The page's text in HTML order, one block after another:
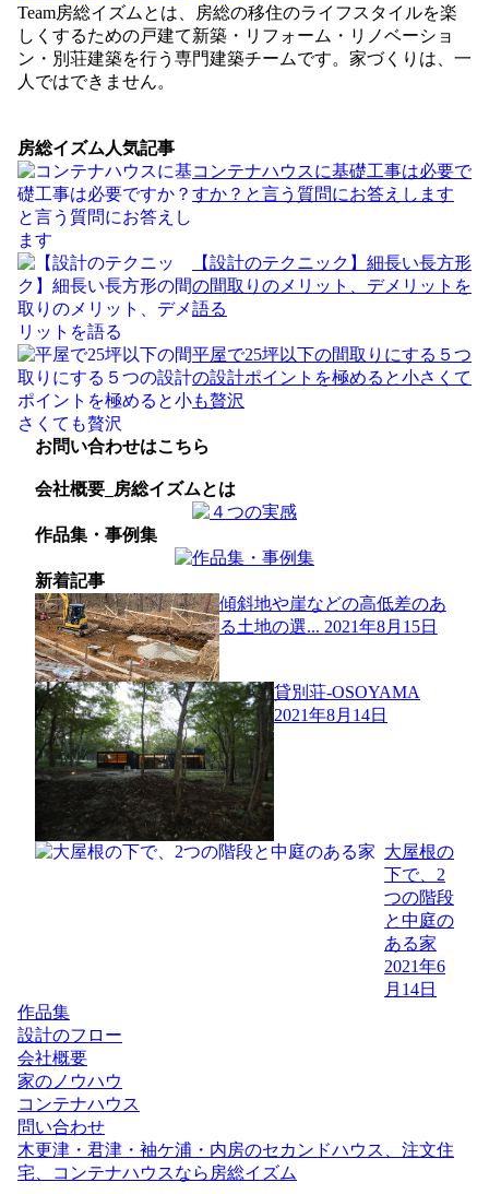
Team房総イズムとは、房総の移住のライフスタイルを楽
しくするための戸建て新築・リフォーム・リノベーショ
ン・別荘建築を行う専門建築チームです。家づくりは、一
人ではできません。
房総イズム人気記事
コンテナハウスに基礎工事は必要で
すか？と言う質問にお答えします
【設計のテクニック】細長い長方形
の間取りのメリット、デメリットを
語る
平屋で25坪以下の間取りにする５つ
の設計ポイントを極めると小さくて
も贅沢
お問い合わせはこちら
会社概要_房総イズムとは
作品集・事例集
新着記事
傾斜地や崖などの高低差のあ
る土地の選... 2021年8月15日
貸別荘-OSOYAMA
2021年8月14日
大屋根の
下で、2
つの階段
と中庭の
ある家
2021年6
月14日
作品集
設計のフロー
会社概要
家のノウハウ
コンテナハウス
問い合わせ
木更津・君津・袖ケ浦・内房のセカンドハウス、注文住
宅、コンテナハウスなら房総イズム